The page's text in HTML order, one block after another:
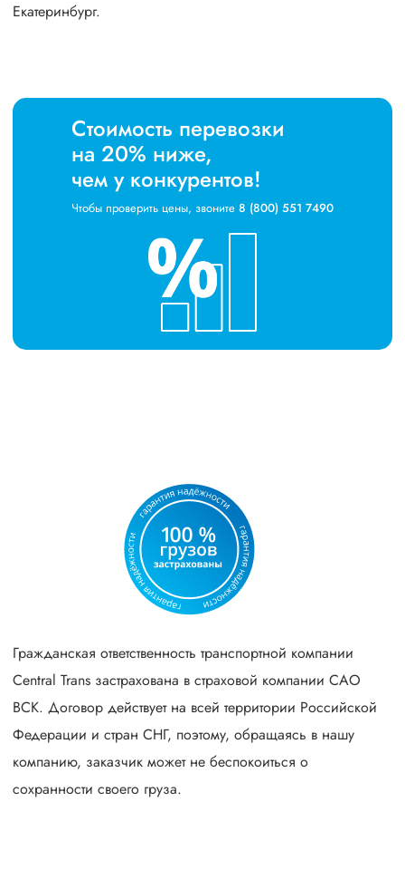
Екатеринбург.
Стоимость перевозки
на 20% ниже,
чем у конкурентов!
Чтобы проверить цены, звоните 8 (800) 551 7490
Гражданская ответственность транспортной компании
Central Trans застрахована в страховой компании САО
ВСК. Договор действует на всей территории Российской
Федерации и стран СНГ, поэтому, обращаясь в нашу
компанию, заказчик может не беспокоиться о
сохранности своего груза.